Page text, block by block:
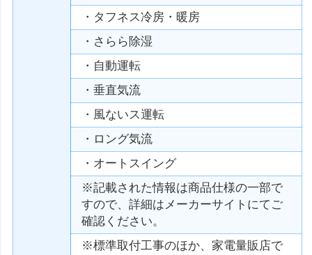
・タフネス冷房・暖房
・さらら除湿
・自動運転
・垂直気流
・風ないス運転
・ロング気流
・オートスイング
※記載された情報は商品仕様の一部で
すので、詳細はメーカーサイトにてご
確認ください。
※標準取付工事のほか、家電量販店で